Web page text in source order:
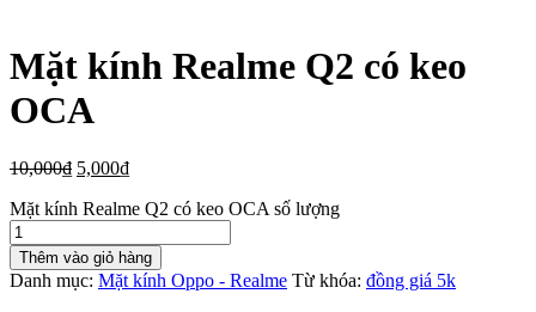
Mặt kính Realme Q2 có keo
OCA
10,000₫ 5,000₫
Mặt kính Realme Q2 có keo OCA số lượng
Thêm vào giỏ hàng
Danh mục: Mặt kính Oppo - Realme Từ khóa: đồng giá 5k